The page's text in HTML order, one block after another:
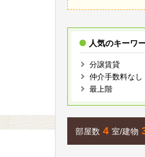
人気のキーワ
分譲賃貸
仲介手数料なし
最上階
部屋数 4 室/建物